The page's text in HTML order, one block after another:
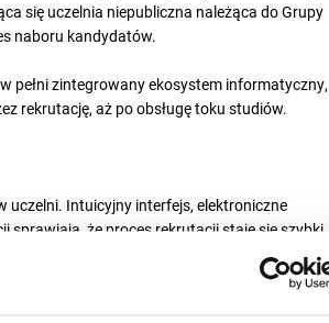
się uczelnia niepubliczna należąca do Grupy
naboru kandydatów.
pełni zintegrowany ekosystem informatyczny,
rekrutację, aż po obsługę toku studiów.
Intuicyjny interfejs, elektroniczne
że proces rekrutacji staje się szybki,